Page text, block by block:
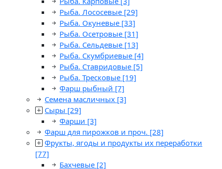
Рыба. Лососевые [29]
Рыба. Окуневые [33]
Рыба. Осетровые [31]
Рыба. Сельдевые [13]
Рыба. Скумбриевые [4]
Рыба. Ставридовые [5]
Рыба. Тресковые [19]
Фарш рыбный [7]
Семена масличных [3]
Сыры [29]
Фарши [3]
Фарш для пирожков и проч. [28]
Фрукты, ягоды и продукты их переработки
[77]
Бахчевые [2]